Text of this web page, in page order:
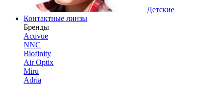
Детские
Контактные линзы
Бренды
Acuvue
NNC
Biofinity
Air Optix
Miru
Adria